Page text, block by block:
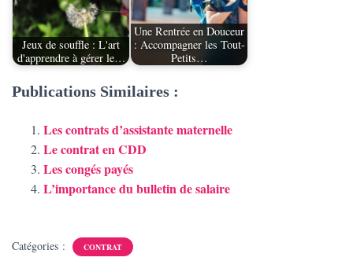
Jeux de souffle : L'art
d'apprendre à gérer le…
Une Rentrée en Douceur
: Accompagner les Tout-
Petits…
Publications Similaires :
Les contrats d’assistante maternelle
Le contrat en CDD
Les congés payés
L’importance du bulletin de salaire
Catégories : CONTRAT